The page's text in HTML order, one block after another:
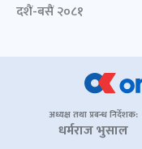
दशैं-बसैं २०८१
अध्यक्ष तथा प्रबन्ध निर्देशक:
धर्मराज भुसाल